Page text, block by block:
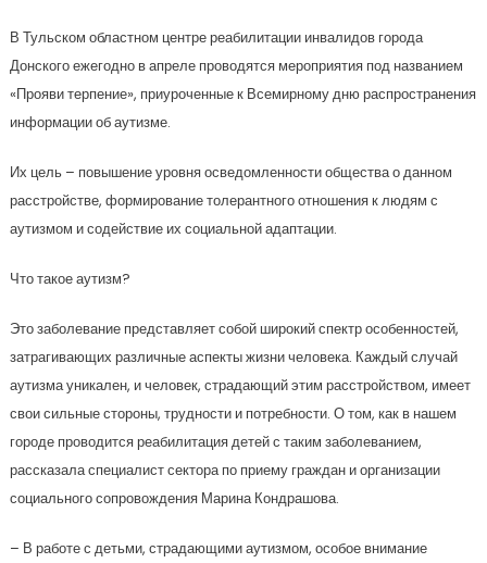
В Тульском областном центре реабилитации инвалидов города
Донского ежегодно в апреле проводятся мероприятия под названием
«Прояви терпение», приуроченные к Всемирному дню распространения
информации об аутизме.
Их цель – повышение уровня осведомленности общества о данном
расстройстве, формирование толерантного отношения к людям с
аутизмом и содействие их социальной адаптации.
Что такое аутизм?
Это заболевание представляет собой широкий спектр особенностей,
затрагивающих различные аспекты жизни человека. Каждый случай
аутизма уникален, и человек, страдающий этим расстройством, имеет
свои сильные стороны, трудности и потребности. О том, как в нашем
городе проводится реабилитация детей с таким заболеванием,
рассказала специалист сектора по приему граждан и организации
социального сопровождения Марина Кондрашова.
– В работе с детьми, страдающими аутизмом, особое внимание